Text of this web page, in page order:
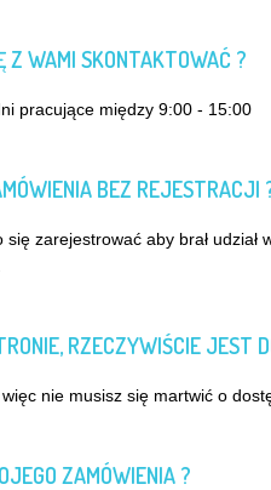
Z WAMI SKONTAKTOWAĆ ?
pracujące między 9:00 - 15:00
BEZ REJESTRACJI
zarejestrować aby brał
RZECZYWIŚCIE JEST
nie musisz się martwić o
ZAMÓWIENIA ?